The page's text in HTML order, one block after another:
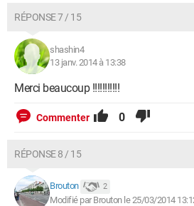
RÉPONSE 7 / 15
shashin4
13 janv. 2014 à 13:38
Merci beaucoup !!!!!!!!!!!
Commenter 0
RÉPONSE 8 / 15
Brouton 2
Modifié par Brouton le 25/03/2014